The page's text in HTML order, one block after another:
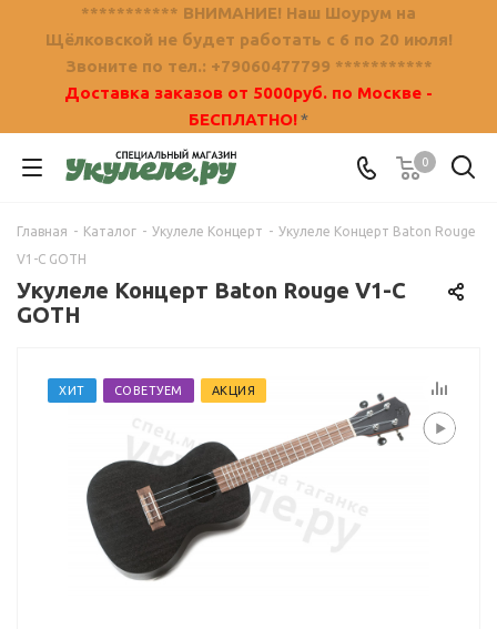
*********** ВНИМАНИЕ! Наш Шоурум на
Щёлковской не будет работать с 6 по 20 июля!
Звоните по тел.: +79060477799 ***********
Доставка заказов от 5000руб. по Москве -
БЕСПЛАТНО!*
0
Главная - Каталог - Укулеле Концерт - Укулеле Концерт Baton Rouge
V1-C GOTH
Укулеле Концерт Baton Rouge V1-C
GOTH
ХИТ СОВЕТУЕМ АКЦИЯ